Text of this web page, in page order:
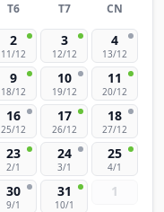
T6 T7 CN
2
11/12
3
12/12
4
13/12
9
18/12
10
19/12
11
20/12
16
25/12
17
26/12
18
27/12
23
2/1
24
3/1
25
4/1
30
9/1
31
10/1
1